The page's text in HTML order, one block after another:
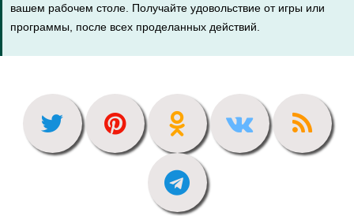
вашем рабочем столе. Получайте удовольствие от игры или
программы, после всех проделанных действий.